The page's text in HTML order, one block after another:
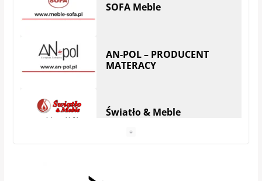
SOFA Meble
AN-POL – PRODUCENT
MATERACY
Światło & Meble